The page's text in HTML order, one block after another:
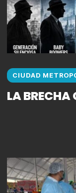
CIUDAD
LA BRECHA